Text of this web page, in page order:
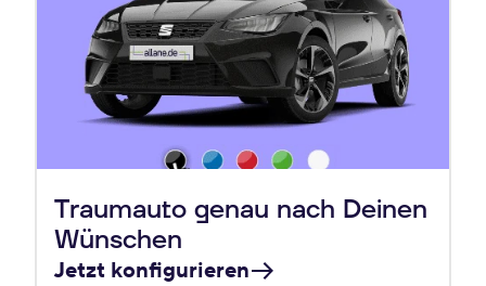
Traumauto genau nach Deinen
Wünschen
Jetzt konfigurieren